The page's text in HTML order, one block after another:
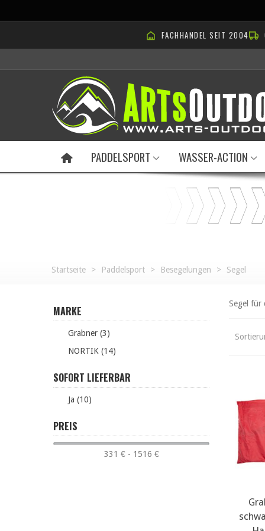
FACHHANDEL SEIT 2004
PADDELSPORT WASSER-ACTION
Startseite > Paddelsport > Besegelungen > Segel
MARKE
Grabner (3)
NORTIK (14)
SOFORT LIEFERBAR
Ja (10)
PREIS
331 € - 1516 €
Segel für